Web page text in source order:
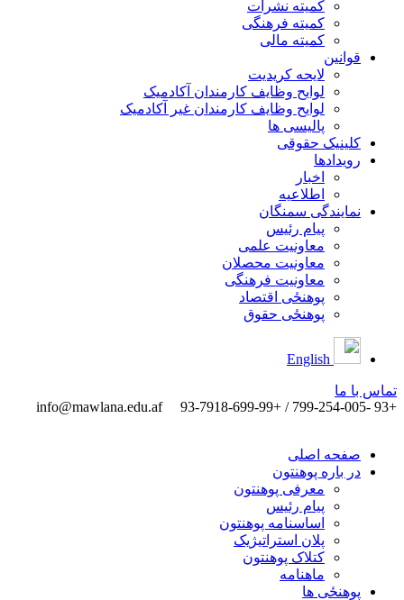
کمیته نشرات
کمیته فرهنگی
کمیته مالی
قوانین
لایحه کریدیت
لوایح وظایف کارمندان آکادمیک
لوایح وظایف کارمندان غیر آکادمیک
پالیسی ها
کلینیک حقوقی
رویدادها
اخبار
اطلاعیه
نمایندگی سمنگان
پیام رئیس
معاونیت علمی
معاونیت محصلان
معاونیت فرهنگی
پوهنځی اقتصاد
پوهنځی حقوق
تماس ‌با ‌ما
+93 -799-254-005 / +93-7918-699-99
info@mawlana.edu.af
صفحه اصلی
در باره پوهنتون
معرفی پوهنتون
پیام رئیس
اساسنامه پوهنتون
پلان استراتیژیک
کتلاک پوهنتون
ماهنامه
پوهنځی ها